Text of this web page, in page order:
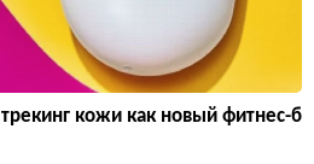
кожи как новый фитнес-б